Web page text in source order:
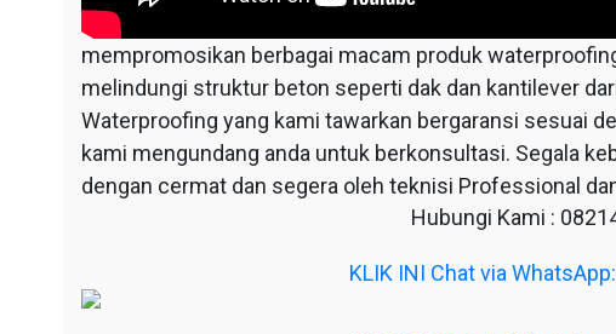
mempromosikan berbagai macam produk
melindungi struktur beton seperti dak dan kantilever
Waterproofing yang kami tawarkan bergaransi sesuai
kami mengundang anda untuk berkonsultasi. Segala
dengan cermat dan segera oleh teknisi Professional
Hubungi Kami :
KLIK INI Chat via